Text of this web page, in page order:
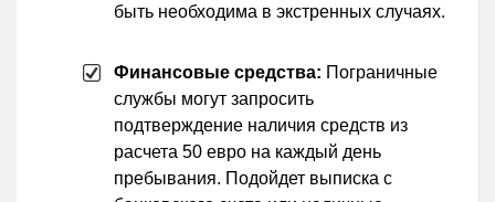
быть необходима в экстренных случаях.
Финансовые средства: Пограничные
службы могут запросить
подтверждение наличия средств из
расчета 50 евро на каждый день
пребывания. Подойдет выписка с